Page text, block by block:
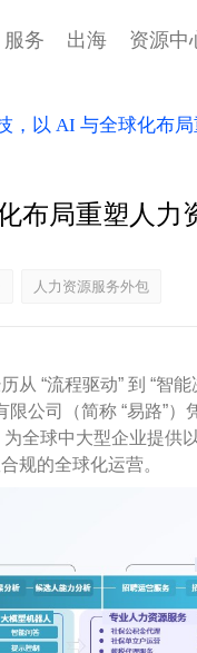
服务 出海 资源中
，以 AI 与全球化布
布局重塑人力
人力资源服务外包
“流程驱动” 到 “智
公司（简称 “易路”）
全球中大型企业提供
规的全球化运营。